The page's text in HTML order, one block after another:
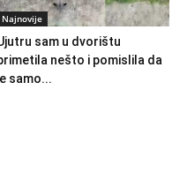
Najnovije
sam u dvorištu
nešto i pomislila da
samo...